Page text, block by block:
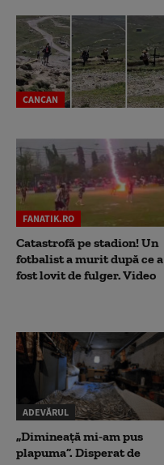
CANCAN
FANATIK.RO
Catastrofă pe stadion! Un
fotbalist a murit după ce a
fost lovit de fulger. Video
ADEVĂRUL
„Dimineață mi-am pus
plapuma”. Disperat de